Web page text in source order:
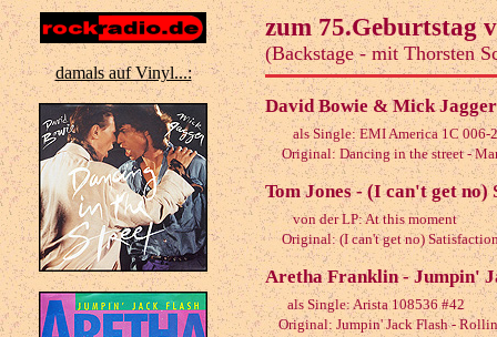
damals auf Vinyl...:
zum 75.Geburtstag
(Backstage - mit Thorsten
David Bowie & Mick
als Single: EMI America 1C
Original: Dancing in the street -
Tom Jones - (I can't get no)
von der LP: At this moment
Original: (I can't get no)
Aretha Franklin - Jumpin'
als Single: Arista 108536 #42
Original: Jumpin' Jack Flash -